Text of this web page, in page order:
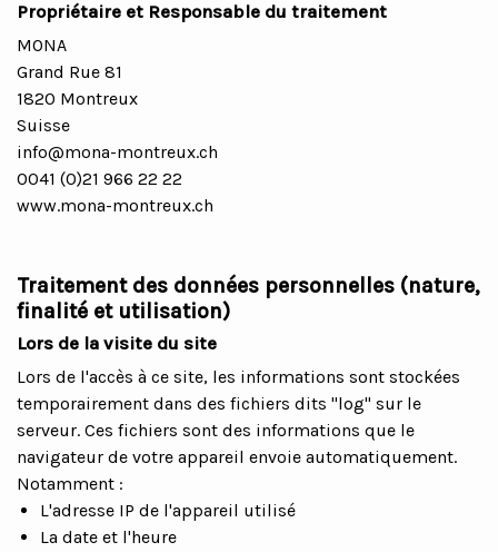
Propriétaire et Responsable du traitement
MONA
Grand Rue 81
1820 Montreux
Suisse
info@mona-montreux.ch
0041 (0)21 966 22 22
www.mona-montreux.ch
Traitement des données personnelles (nature,
finalité et utilisation)
Lors de la visite du site
Lors de l'accès à ce site, les informations sont stockées
temporairement dans des fichiers dits "log" sur le
serveur. Ces fichiers sont des informations que le
navigateur de votre appareil envoie automatiquement.
Notamment :
L'adresse IP de l'appareil utilisé
La date et l'heure